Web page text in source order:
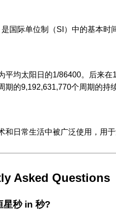
国际单位制（SI）中的基本时
平均太阳日的1/86400。后来
期的9,192,631,770个周期的持
和日常生活中被广泛使用，用
Asked Questions
星秒 in 秒?